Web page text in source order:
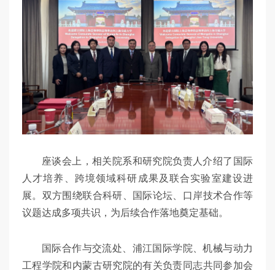
座谈会上，相关院系和研究院负责人介绍了国际
人才培养、跨境领域科研成果及联合实验室建设进
展。双方围绕联合科研、国际论坛、口岸技术合作等
议题达成多项共识，为后续合作落地奠定基础。
国际合作与交流处、浦江国际学院、机械与动力
工程学院和内蒙古研究院的有关负责同志共同参加会